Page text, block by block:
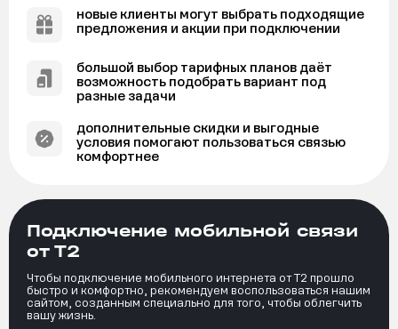
Подключение мобильной связи
от Т2
Чтобы подключение мобильного интернета от Т2 прошло
быстро и комфортно, рекомендуем воспользоваться нашим
сайтом, созданным специально для того, чтобы облегчить
вашу жизнь.
новые клиенты могут выбрать подходящие
предложения и акции при подключении
большой выбор тарифных планов даёт
возможность подобрать вариант под
разные задачи
дополнительные скидки и выгодные
условия помогают пользоваться связью
комфортнее